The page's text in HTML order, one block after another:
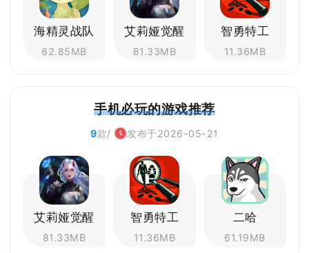
海精灵战队
82.85MB
艾莉娅觉醒
81.33MB
智勇特工
11.36MB
手机必玩的游戏推荐
9款/ 发布于2026-05-21
艾莉娅觉醒
81.33MB
智勇特工
11.36MB
二哈
61.19MB